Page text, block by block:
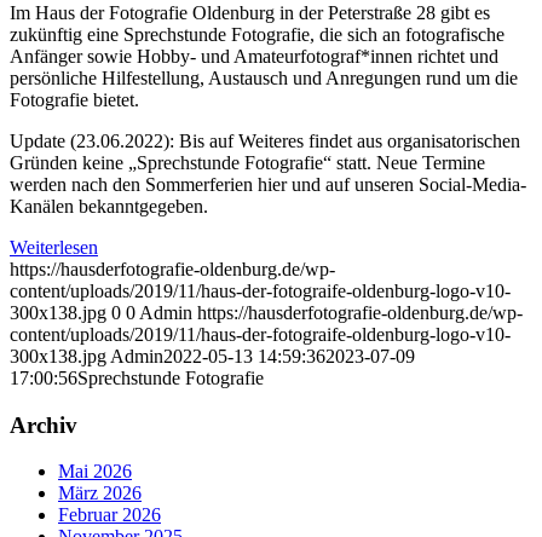
Im Haus der Fotografie Oldenburg in der Peterstraße 28 gibt es
zukünftig eine Sprechstunde Fotografie, die sich an fotografische
Anfänger sowie Hobby- und Amateurfotograf*innen richtet und
persönliche Hilfestellung, Austausch und Anregungen rund um die
Fotografie bietet.
Update (23.06.2022): Bis auf Weiteres findet aus organisatorischen
Gründen keine „Sprechstunde Fotografie“ statt. Neue Termine
werden nach den Sommerferien hier und auf unseren Social-Media-
Kanälen bekanntgegeben.
Weiterlesen
https://hausderfotografie-oldenburg.de/wp-
content/uploads/2019/11/haus-der-fotograife-oldenburg-logo-v10-
300x138.jpg 0 0 Admin https://hausderfotografie-oldenburg.de/wp-
content/uploads/2019/11/haus-der-fotograife-oldenburg-logo-v10-
300x138.jpg Admin2022-05-13 14:59:362023-07-09
17:00:56Sprechstunde Fotografie
Archiv
Mai 2026
März 2026
Februar 2026